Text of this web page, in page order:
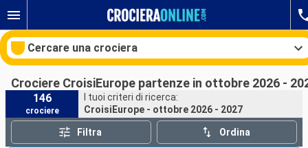
Cercare una crociera
Le nostre destinazioni
Crociere CroisiEurope partenze in ottobre 2026 -
146
crociere
I tuoi criteri di ricerca:
CroisiEurope - ottobre 2026 - 2027
Filtra Ordina